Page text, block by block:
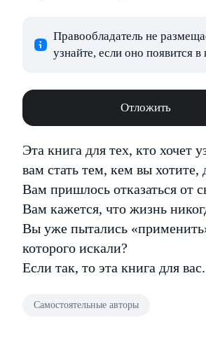
Правообладатель не
узнайте, если оно появится в
Отложить
Эта книга для тех, кто хочет
вам стать тем, кем вы хотите,
Вам пришлось отказаться от
Вам кажется, что жизнь
Вы уже пытались
которого искали?
Если так, то эта книга для
Самостоятельные авторы